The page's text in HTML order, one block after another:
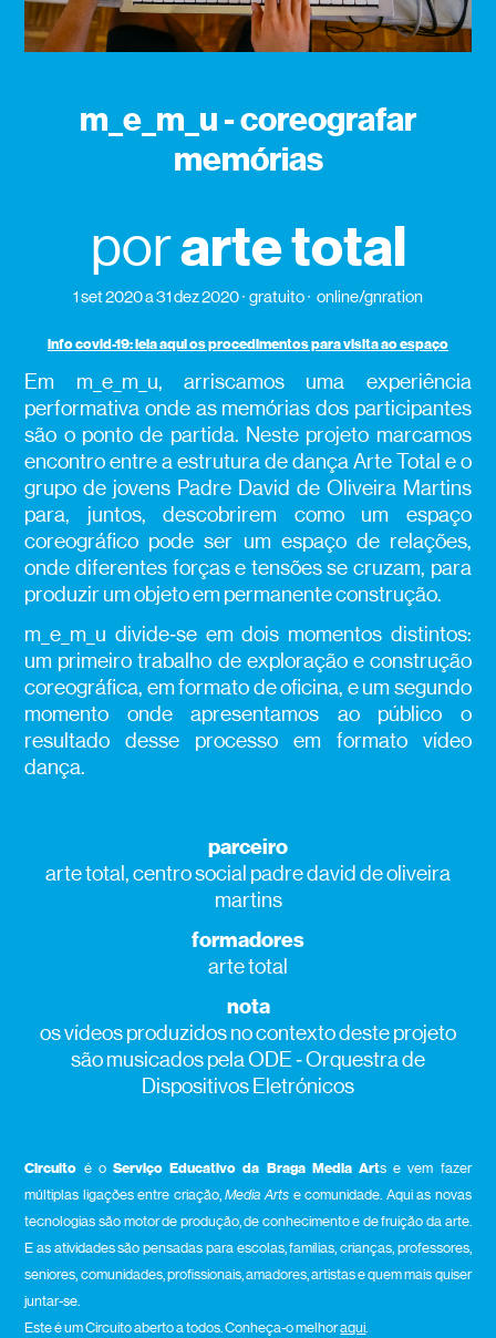
m_e_m_u - coreografar
memórias
porarte total
1 set 2020a 31 dez 2020 gratuito online/gnration
info covid-19: leia aqui os procedimentos para visita ao espaço
Em m_e_m_u, arriscamos uma experiência
performativa onde as memórias dos participantes
são o ponto de partida. Neste projeto marcamos
encontro entre a estrutura de dança Arte Total e o
grupo de jovens Padre David de Oliveira Martins
para, juntos, descobrirem como um espaço
coreográfico pode ser um espaço de relações,
onde diferentes forças e tensões se cruzam, para
produzir um objeto em permanente construção.
m_e_m_u divide‑se em dois momentos distintos:
um primeiro trabalho de exploração e construção
coreográfica, em formato de oficina, e um segundo
momento onde apresentamos ao público o
resultado desse processo em formato vídeo
dança.
parceiro
arte total, centro social padre david de oliveira
martins
formadores
arte total
nota
os vídeos produzidos no contexto deste projeto
são musicados pela ODE ‑ Orquestra de
Dispositivos Eletrónicos
Circuito é oServiço Educativo da Braga Media Arts e vem fazer
múltiplas ligações entre criação,Media Arts e comunidade. Aqui as novas
tecnologias são motor de produção, de conhecimento e de fruição da arte.
E as atividades são pensadas para escolas, famílias, crianças, professores,
seniores, comunidades, profissionais, amadores, artistas e quem mais quiser
juntar-se.
Este é um Circuito aberto a todos. Conheça-o melhoraqui